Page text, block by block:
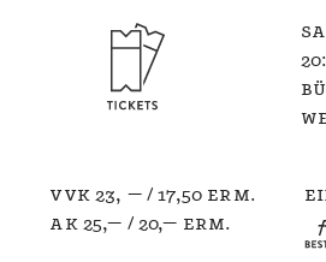
vvk 23, — / 17,50 erm.
ak 25,— / 20,— erm.